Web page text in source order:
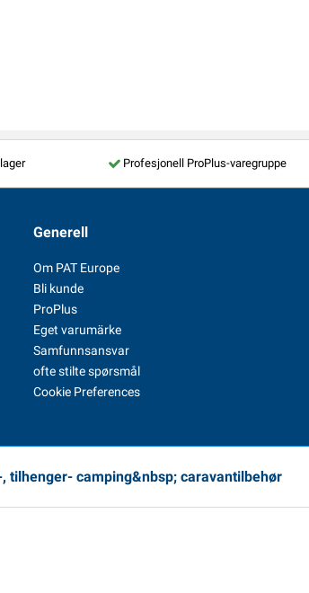
Profesjonell ProPlus-varegruppe
Generell
Om PAT Europe
Bli kunde
ProPlus
Eget varumärke
Samfunnsansvar
ofte stilte spørsmål
Cookie Preferences
tilhenger- camping&nbsp; caravantilbehør